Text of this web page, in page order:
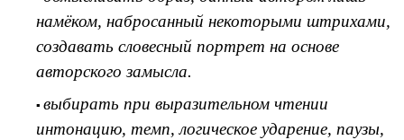
намёком, набросанный некоторыми штрихами,
создавать словесный портрет на основе
авторского замысла.
выбирать при выразительном чтении
интонацию, темп, логическое ударение, паузы,